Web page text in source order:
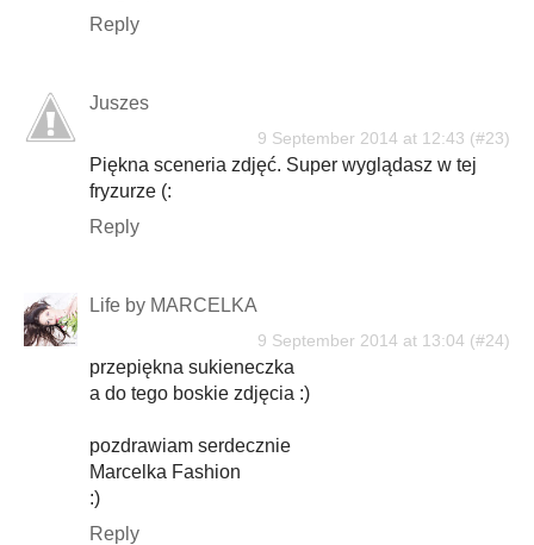
Reply
Juszes
9 September 2014 at 12:43
Piękna sceneria zdjęć. Super wyglądasz w tej
fryzurze (:
Reply
Life by MARCELKA
9 September 2014 at 13:04
przepiękna sukieneczka
a do tego boskie zdjęcia :)
pozdrawiam serdecznie
Marcelka Fashion
:)
Reply